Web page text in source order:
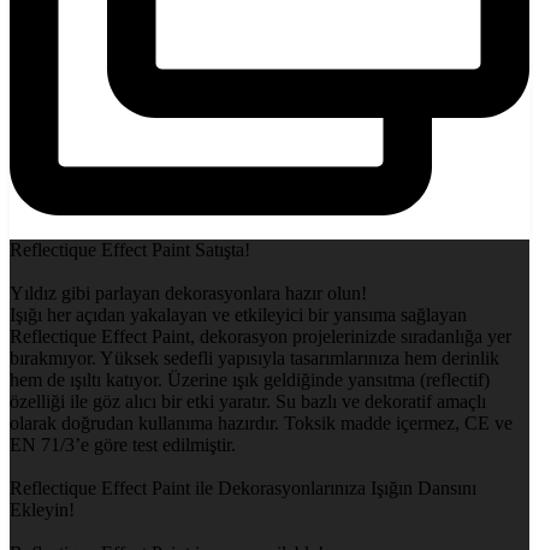
Reflectique Effect Paint Satışta!
Yıldız gibi parlayan dekorasyonlara hazır olun!
Işığı her açıdan yakalayan ve etkileyici bir yansıma sağlayan
Reflectique Effect Paint, dekorasyon projelerinizde sıradanlığa yer
bırakmıyor. Yüksek sedefli yapısıyla tasarımlarınıza hem derinlik
hem de ışıltı katıyor. Üzerine ışık geldiğinde yansıtma (reflectif)
özelliği ile göz alıcı bir etki yaratır. Su bazlı ve dekoratif amaçlı
olarak doğrudan kullanıma hazırdır. Toksik madde içermez, CE ve
EN 71/3’e göre test edilmiştir.
Reflectique Effect Paint ile Dekorasyonlarınıza Işığın Dansını
Ekleyin!